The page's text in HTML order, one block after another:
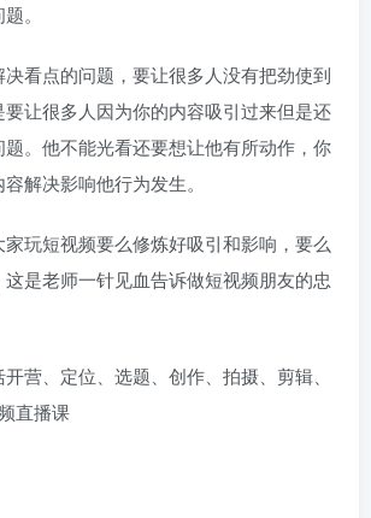
。
看点的问题，要让很多人没有把劲使到
让很多人因为你的内容吸引过来但是还
。他不能光看还要想让他有所动作，你
解决影响他行为发生。
玩短视频要么修炼好吸引和影响，要么
是老师一针见血告诉做短视频朋友的忠
营、定位、选题、创作、拍摄、剪辑、
直播课